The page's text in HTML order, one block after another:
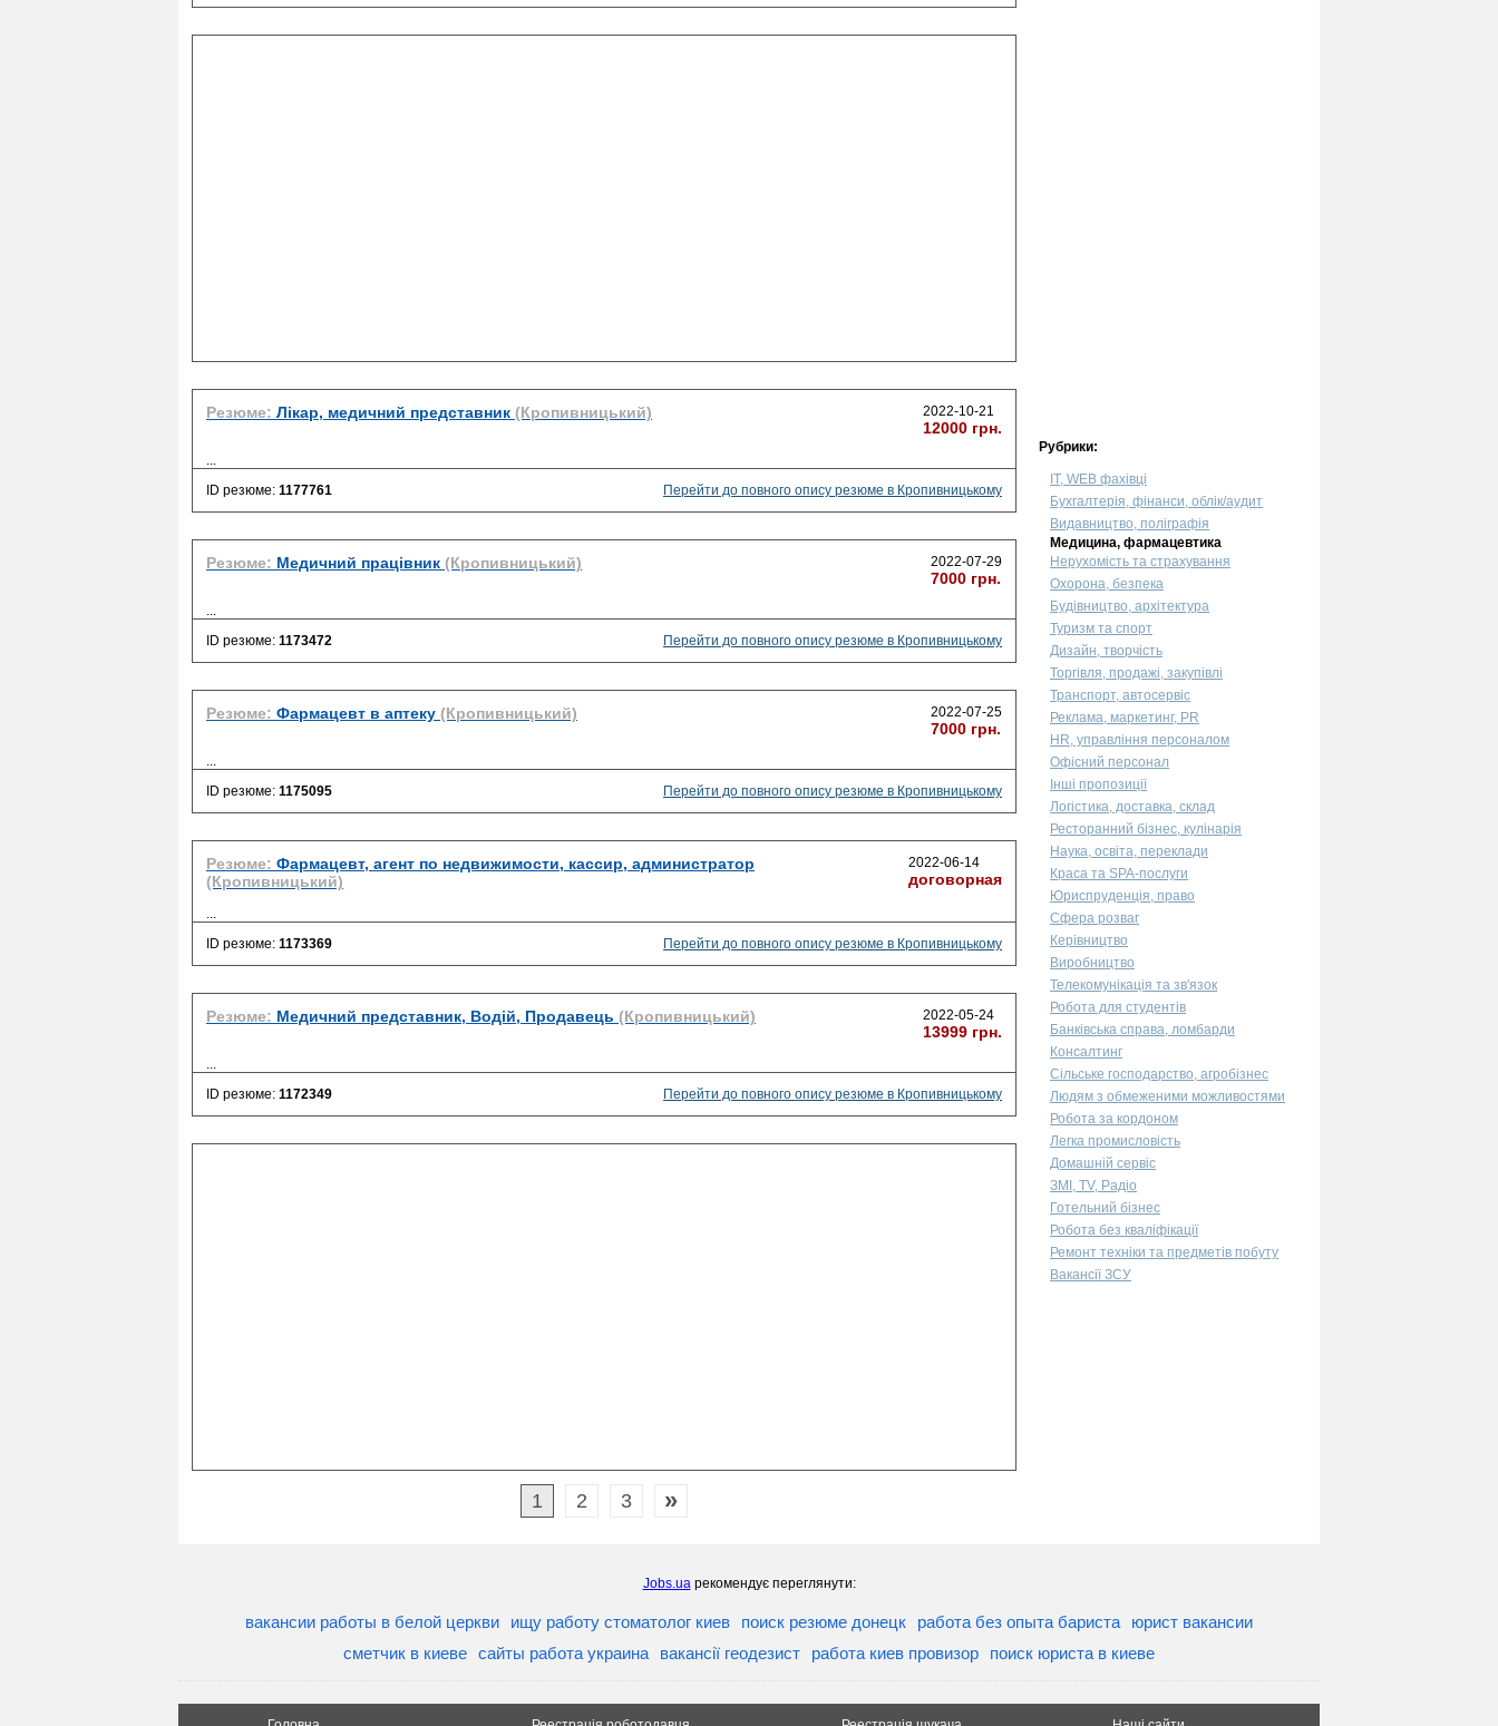
Резюме: Лікар, медичний представник (Кропивницький) 2022-10-21
12000 грн.
...
ID резюме: 1177761 Перейти до повного опису резюме в Кропивницькому
Резюме: Медичний працівник (Кропивницький) 2022-07-29
7000 грн.
...
ID резюме: 1173472 Перейти до повного опису резюме в Кропивницькому
Резюме: Фармацевт в аптеку (Кропивницький) 2022-07-25
7000 грн.
...
ID резюме: 1175095 Перейти до повного опису резюме в Кропивницькому
Резюме: Фармацевт, агент по недвижимости, кассир, администратор
(Кропивницький)
2022-06-14
договорная
...
ID резюме: 1173369 Перейти до повного опису резюме в Кропивницькому
Резюме: Медичний представник, Водій, Продавець (Кропивницький) 2022-05-24
13999 грн.
...
ID резюме: 1172349 Перейти до повного опису резюме в Кропивницькому
1 2 3 »
Рубрики:
IT, WEB фахівці
Бухгалтерія, фінанси, облік/аудит
Видавництво, поліграфія
Медицина, фармацевтика
Нерухомість та страхування
Охорона, безпека
Будівництво, архітектура
Туризм та спорт
Дизайн, творчість
Торгівля, продажі, закупівлі
Транспорт, автосервіс
Реклама, маркетинг, PR
HR, управління персоналом
Офісний персонал
Інші пропозиції
Логістика, доставка, склад
Ресторанний бізнес, кулінарія
Наука, освіта, переклади
Краса та SPA-послуги
Юриспруденція, право
Сфера розваг
Керівництво
Виробництво
Телекомунікація та зв'язок
Робота для студентів
Банківська справа, ломбарди
Консалтинг
Сільське господарство, агробізнес
Людям з обмеженими можливостями
Робота за кордоном
Легка промисловість
Домашній сервіс
ЗМІ, TV, Радіо
Готельний бізнес
Робота без кваліфікації
Ремонт техніки та предметів побуту
Вакансії ЗСУ
Jobs.uaрекомендує переглянути:
вакансии работы в белой церкви ищу работу стоматолог киев поиск резюме донецк работа без опыта бариста
юрист вакансии
сметчик в киеве сайты работа украина вакансії геодезист работа киев провизор поиск юриста в киеве